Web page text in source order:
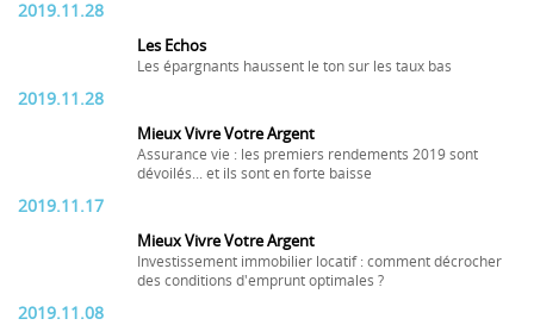
2019.11.28
Les Echos
Les épargnants haussent le ton sur les taux bas
2019.11.28
Mieux Vivre Votre Argent
Assurance vie : les premiers rendements 2019 sont
dévoilés... et ils sont en forte baisse
2019.11.17
Mieux Vivre Votre Argent
Investissement immobilier locatif : comment décrocher
des conditions d'emprunt optimales ?
2019.11.08